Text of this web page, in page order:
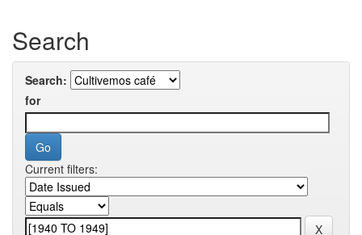
Search
Search:
for
Current filters: